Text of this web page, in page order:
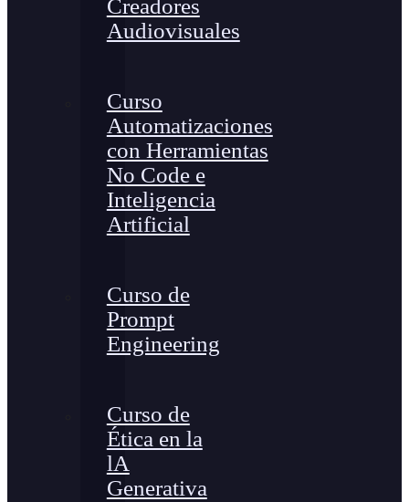
Creadores
Audiovisuales
Curso
Automatizaciones
con Herramientas
No Code e
Inteligencia
Artificial
Curso de
Prompt
Engineering
Curso de
Ética en la
lA
Generativa